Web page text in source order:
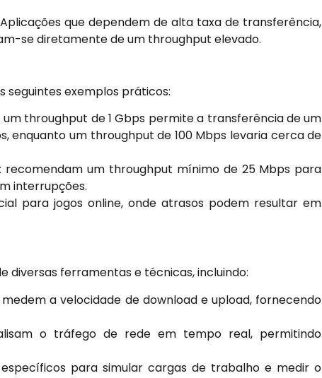
Aplicações que dependem de alta taxa de transferência,
se diretamente de um throughput elevado.
seguintes exemplos práticos:
throughput de 1 Gbps permite a transferência de um
enquanto um throughput de 100 Mbps levaria cerca de
um throughput mínimo de 25 Mbps para
interrupções.
para jogos online, onde atrasos podem resultar em
diversas ferramentas e técnicas, incluindo:
a velocidade de download e upload, fornecendo
o tráfego de rede em tempo real, permitindo
para simular cargas de trabalho e medir o